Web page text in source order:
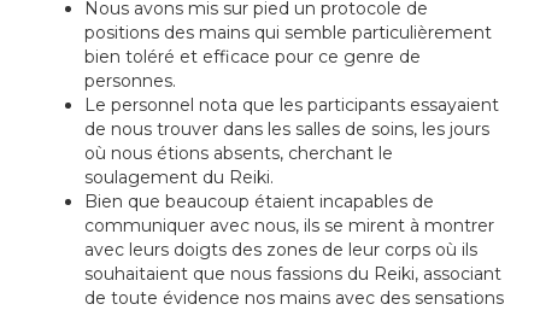
Nous avons mis sur pied un protocole de
positions des mains qui semble particulièrement
bien toléré et efficace pour ce genre de
personnes.
Le personnel nota que les participants essayaient
de nous trouver dans les salles de soins, les jours
où nous étions absents, cherchant le
soulagement du Reiki.
Bien que beaucoup étaient incapables de
communiquer avec nous, ils se mirent à montrer
avec leurs doigts des zones de leur corps où ils
souhaitaient que nous fassions du Reiki, associant
de toute évidence nos mains avec des sensations